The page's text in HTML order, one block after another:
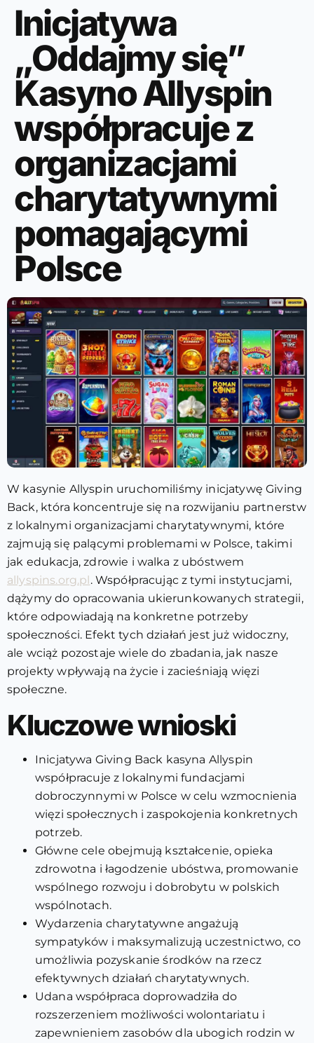
Inicjatywa
„Oddajmy się”
Kasyno Allyspin
współpracuje z
organizacjami
charytatywnymi
pomagającymi
Polsce
W kasynie Allyspin uruchomiliśmy inicjatywę Giving
Back, która koncentruje się na rozwijaniu partnerstw
z lokalnymi organizacjami charytatywnymi, które
zajmują się palącymi problemami w Polsce, takimi
jak edukacja, zdrowie i walka z ubóstwem
allyspins.org.pl. Współpracując z tymi instytucjami,
dążymy do opracowania ukierunkowanych strategii,
które odpowiadają na konkretne potrzeby
społeczności. Efekt tych działań jest już widoczny,
ale wciąż pozostaje wiele do zbadania, jak nasze
projekty wpływają na życie i zacieśniają więzi
społeczne.
Kluczowe wnioski
Inicjatywa Giving Back kasyna Allyspin
współpracuje z lokalnymi fundacjami
dobroczynnymi w Polsce w celu wzmocnienia
więzi społecznych i zaspokojenia konkretnych
potrzeb.
Główne cele obejmują kształcenie, opieka
zdrowotna i łagodzenie ubóstwa, promowanie
wspólnego rozwoju i dobrobytu w polskich
wspólnotach.
Wydarzenia charytatywne angażują
sympatyków i maksymalizują uczestnictwo, co
umożliwia pozyskanie środków na rzecz
efektywnych działań charytatywnych.
Udana współpraca doprowadziła do
rozszerzeniem możliwości wolontariatu i
zapewnieniem zasobów dla ubogich rodzin w